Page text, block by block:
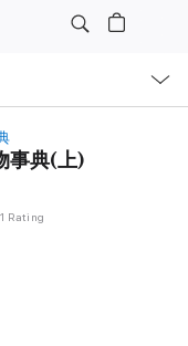
事典(上)
1 Rating